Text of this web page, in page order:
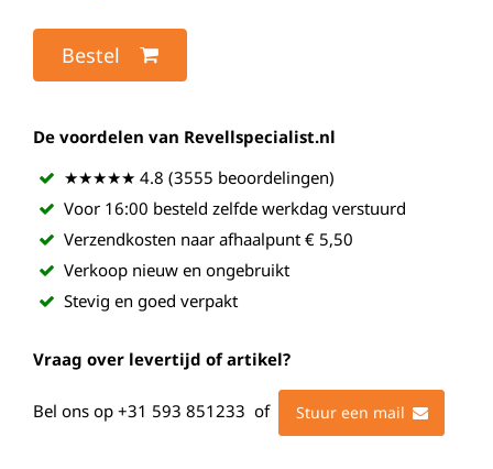
Bestel
De voordelen van Revellspecialist.nl
★★★★★ 4.8 (3555 beoordelingen)
Voor 16:00 besteld zelfde werkdag verstuurd
Verzendkosten naar afhaalpunt € 5,50
Verkoop nieuw en ongebruikt
Stevig en goed verpakt
Vraag over levertijd of artikel?
Bel ons op +31 593 851233 of Stuur een mail